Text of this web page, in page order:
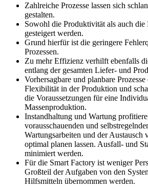
Zahlreiche Prozesse lassen sich
gestalten.
Sowohl die Produktivität als auch
gesteigert werden.
Grund hierfür ist die geringere
Prozessen.
Zu mehr Effizienz verhilft ebenfalls
entlang der gesamten Liefer- und
Vorhersagbare und planbare
Flexibilität in der Produktion und
die Voraussetzungen für eine
Massenproduktion.
Instandhaltung und Wartung
vorausschauenden und
Wartungsarbeiten und der Austausch
optimal planen lassen. Ausfall- und
minimiert werden.
Für die Smart Factory ist weniger
Großteil der Aufgaben von den
Hilfsmitteln übernommen werden.